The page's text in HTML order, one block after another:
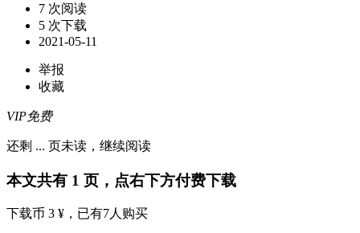
7 次阅读
5 次下载
2021-05-11
举报
收藏
VIP免费
还剩 ... 页未读， 继续阅读
本文共有 1 页，点右下方付费下载
下载币 3 ¥ ，已有7人购买